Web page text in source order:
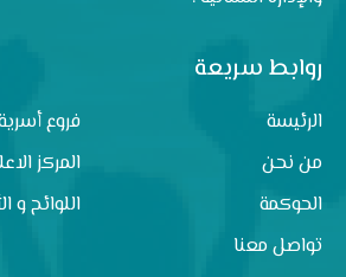
روابط سريعة
الرئيسة
فروع
من نحن
المركز
الحوكمة
اللوائح و
تواصل معنا